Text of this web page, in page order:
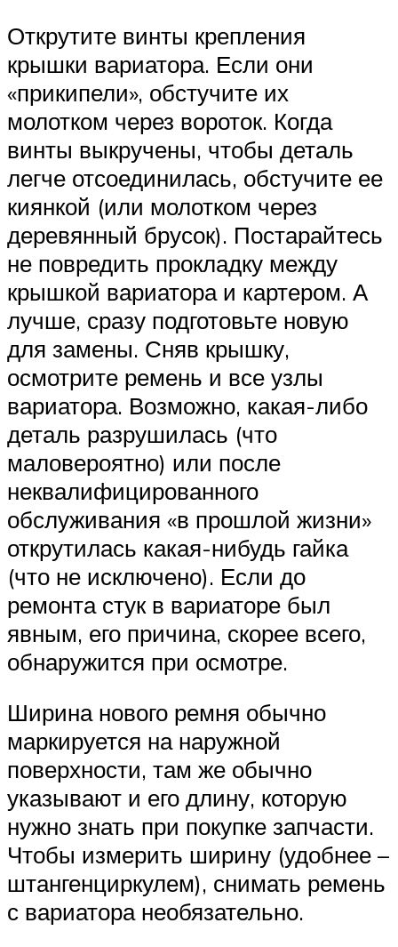
Открутите винты крепления
крышки вариатора. Если они
«прикипели», обстучите их
молотком через вороток. Когда
винты выкручены, чтобы деталь
легче отсоединилась, обстучите ее
киянкой (или молотком через
деревянный брусок). Постарайтесь
не повредить прокладку между
крышкой вариатора и картером. А
лучше, сразу подготовьте новую
для замены. Сняв крышку,
осмотрите ремень и все узлы
вариатора. Возможно, какая-либо
деталь разрушилась (что
маловероятно) или после
неквалифицированного
обслуживания «в прошлой жизни»
открутилась какая-нибудь гайка
(что не исключено). Если до
ремонта стук в вариаторе был
явным, его причина, скорее всего,
обнаружится при осмотре.
Ширина нового ремня обычно
маркируется на наружной
поверхности, там же обычно
указывают и его длину, которую
нужно знать при покупке запчасти.
Чтобы измерить ширину (удобнее –
штангенциркулем), снимать ремень
с вариатора необязательно.